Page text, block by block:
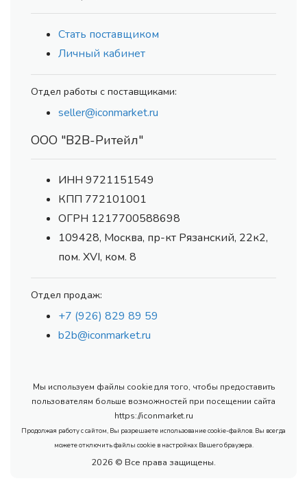
Стать поставщиком
Личный кабинет
Отдел работы с поставщиками:
seller@iconmarket.ru
ООО "В2В-Ритейл"
ИНН 9721151549
КПП 772101001
ОГРН 1217700588698
109428, Москва, пр-кт Рязанский, 22к2,
пом. XVI, ком. 8
Отдел продаж:
+7 (926) 829 89 59
b2b@iconmarket.ru
Мы используем файлы cookie для того, чтобы предоставить
пользователям больше возможностей при посещении сайта
https://iconmarket.ru
Продолжая работу с сайтом, Вы разрешаете использование cookie-файлов. Вы всегда
можете отключить файлы cookie в настройках Вашего браузера.
2026 © Все права защищены.